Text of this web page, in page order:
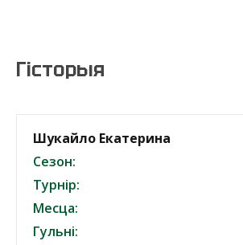
Гісторыя
Шукайло Екатерина
Сезон:
Турнір:
Месца:
Гульні: